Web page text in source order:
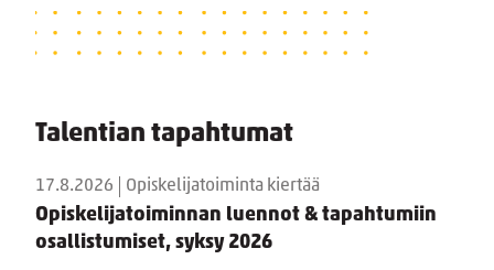
Talentian tapahtumat
17.8.2026 Opiskelijatoiminta kiertää
Opiskelijatoiminnan luennot & tapahtumiin
osallistumiset, syksy 2026